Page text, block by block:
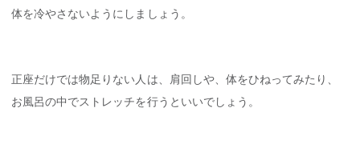
体を冷やさないようにしましょう。
正座だけでは物足りない人は、肩回しや、体をひねってみたり、
お風呂の中でストレッチを行うといいでしょう。